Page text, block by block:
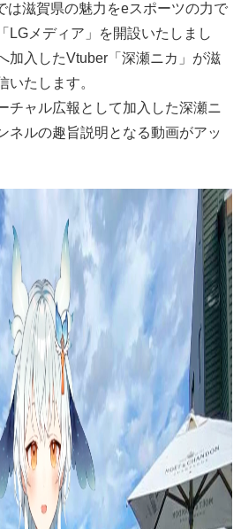
は滋賀県の魅力をeスポーツの力で
LGメディア」を開設いたしまし
加入したVtuber「深瀬ニカ」が滋
いたします。
チャル広報として加入した深瀬ニ
ネルの趣旨説明となる動画がアッ